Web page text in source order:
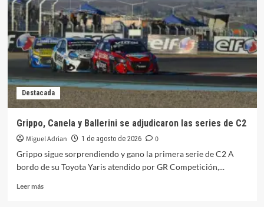
Pista
en
San
Juan
fue
de
Damiani
Destacada
Grippo, Canela y Ballerini se adjudicaron las series de C2
Miguel Adrian 1 de agosto de 2026
0
Grippo sigue sorprendiendo y gano la primera serie de C2 A
bordo de su Toyota Yaris atendido por GR Competición,...
Leer másLeer